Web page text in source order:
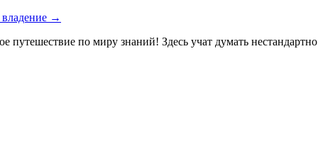
владение →
путешествие по миру знаний! Здесь учат думать